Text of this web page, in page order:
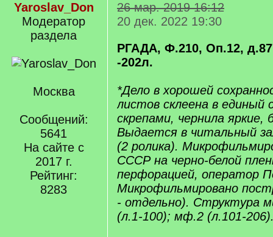
Yaroslav_Don
Модератор
раздела
Москва
Сообщений:
5641
На сайте с
2017 г.
Рейтинг:
8283
26 мар. 2019 16:12
20 дек. 2022 19:30
РГАДА, Ф.210, Оп.12,
-202л.
*Дело в хорошей
листов склеена в единый
скрепами, чернила яркие,
Выдается в читальный
(2 ролика).
СССР на черно-белой
перфорацией, оператор
Микрофильмировано
- отдельно). Структура
(л.1-100); мф.2 (л.101-